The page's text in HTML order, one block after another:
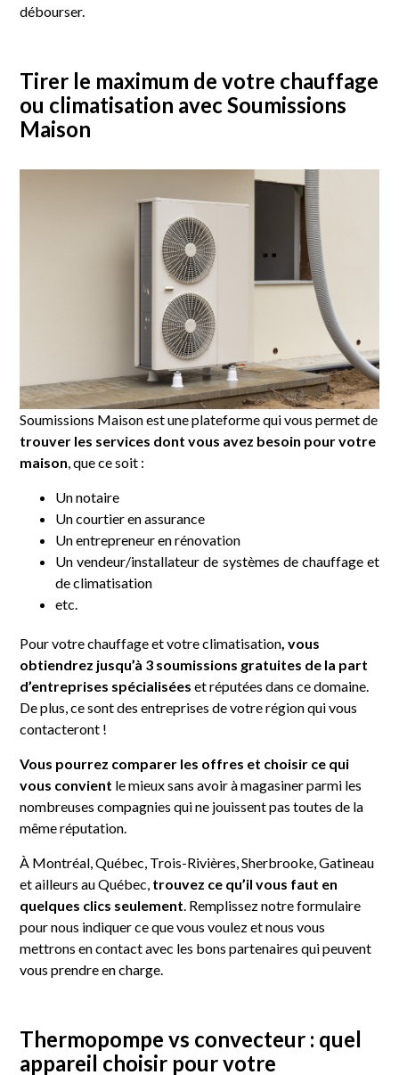
débourser.
Tirer le maximum de votre chauffage
ou climatisation avec Soumissions
Maison
Soumissions Maison est une plateforme qui vous permet de
trouver les services dont vous avez besoin pour votre
maison, que ce soit :
Un notaire
Un courtier en assurance
Un entrepreneur en rénovation
Un vendeur/installateur de systèmes de chauffage et
de climatisation
etc.
Pour votre chauffage et votre climatisation, vous
obtiendrez jusqu’à 3 soumissions gratuites de la part
d’entreprises spécialisées et réputées dans ce domaine.
De plus, ce sont des entreprises de votre région qui vous
contacteront !
Vous pourrez comparer les offres et choisir ce qui
vous convient le mieux sans avoir à magasiner parmi les
nombreuses compagnies qui ne jouissent pas toutes de la
même réputation.
À Montréal, Québec, Trois-Rivières, Sherbrooke, Gatineau
et ailleurs au Québec, trouvez ce qu’il vous faut en
quelques clics seulement. Remplissez notre formulaire
pour nous indiquer ce que vous voulez et nous vous
mettrons en contact avec les bons partenaires qui peuvent
vous prendre en charge.
Thermopompe vs convecteur : quel
appareil choisir pour votre